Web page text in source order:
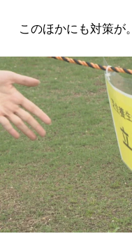
このほかにも対策が。